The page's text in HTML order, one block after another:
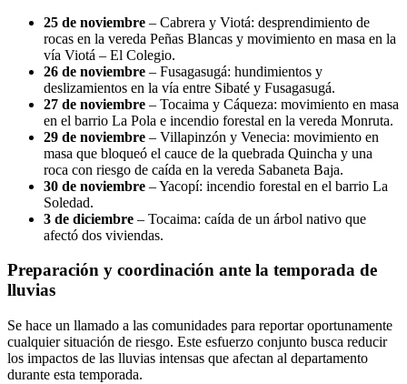
25 de noviembre – Cabrera y Viotá: desprendimiento de
rocas en la vereda Peñas Blancas y movimiento en masa en la
vía Viotá – El Colegio.
26 de noviembre – Fusagasugá: hundimientos y
deslizamientos en la vía entre Sibaté y Fusagasugá.
27 de noviembre – Tocaima y Cáqueza: movimiento en masa
en el barrio La Pola e incendio forestal en la vereda Monruta.
29 de noviembre – Villapinzón y Venecia: movimiento en
masa que bloqueó el cauce de la quebrada Quincha y una
roca con riesgo de caída en la vereda Sabaneta Baja.
30 de noviembre – Yacopí: incendio forestal en el barrio La
Soledad.
3 de diciembre – Tocaima: caída de un árbol nativo que
afectó dos viviendas.
Preparación y coordinación ante la temporada de
lluvias
Se hace un llamado a las comunidades para reportar oportunamente
cualquier situación de riesgo. Este esfuerzo conjunto busca reducir
los impactos de las lluvias intensas que afectan al departamento
durante esta temporada.